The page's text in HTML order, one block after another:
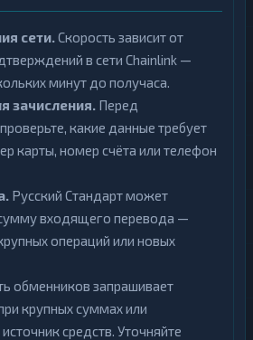
сети.Скорость зависит от
в сети Chainlink —
минут до получаса.
зачисления. Перед
какие данные требует
карты, номер счёта или телефон
Русский Стандарт может
входящего перевода —
операций или новых
обменников запрашивает
крупных суммах или
средств. Уточняйте